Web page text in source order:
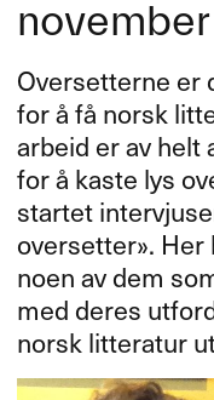
Oversetterne er
for ​å f​å norsk
arbeid er av helt
for ​å kaste lys
startet
oversetter​»​​.
noen av dem
med deres
norsk litteratur